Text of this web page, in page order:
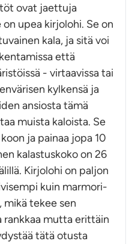
ovat jaettuja
on upea kirjolohi. Se on
kala, ja sitä voi
että
- virtaavissa tai
kylkensä ja
ansiosta tämä
muista kaloista. Se
ja painaa jopa 10
kalastuskoko on 26
Kirjolohi on paljon
kuin marmori-
mikä tekee sen
rankkaa mutta erittäin
tätä otusta